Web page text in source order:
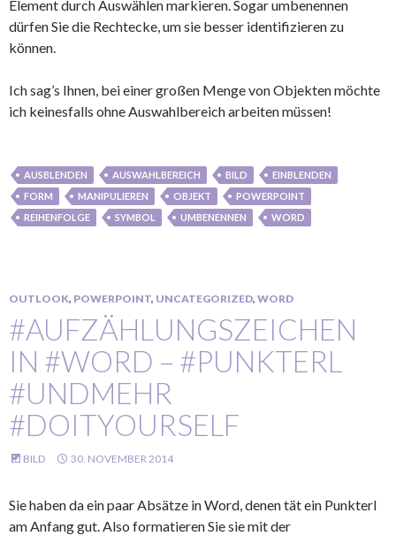
Element durch Auswählen markieren. Sogar umbenennen
dürfen Sie die Rechtecke, um sie besser identifizieren zu
können.
Ich sag’s Ihnen, bei einer großen Menge von Objekten möchte
ich keinesfalls ohne Auswahlbereich arbeiten müssen!
AUSBLENDEN AUSWAHLBEREICH BILD
EINBLENDEN
FORM
MANIPULIEREN OBJEKT
POWERPOINT
REIHENFOLGE
SYMBOL UMBENENNEN WORD
OUTLOOK, POWERPOINT, UNCATEGORIZED, WORD
#AUFZÄHLUNGSZEICHEN
IN #WORD – #PUNKTERL
#UNDMEHR
#DOITYOURSELF
BILD 30. NOVEMBER 2014
Sie haben da ein paar Absätze in Word, denen tät ein Punkterl
am Anfang gut. Also formatieren Sie sie mit der